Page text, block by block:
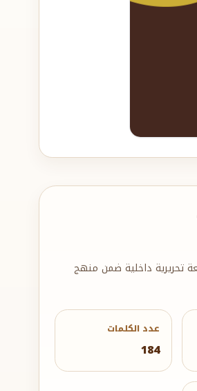
تحريرية داخلية ضمن منهج
عدد الكلمات
184